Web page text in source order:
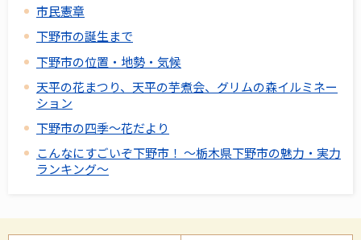
市民憲章
下野市の誕生まで
下野市の位置・地勢・気候
天平の花まつり、天平の芋煮会、グリムの森イルミネー
ション
下野市の四季～花だより
こんなにすごいぞ下野市！ ～栃木県下野市の魅力・実力
ランキング～